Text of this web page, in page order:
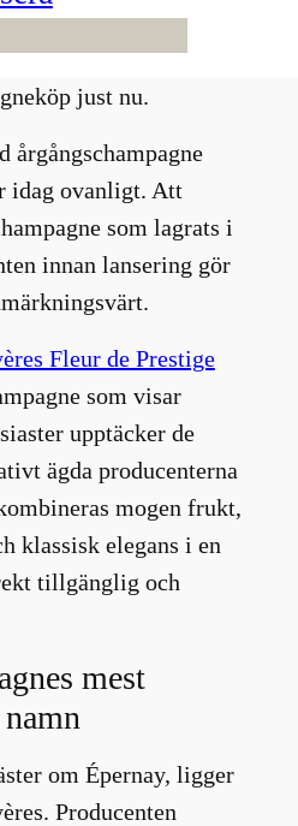
Crayères Fleur de
Systembolagets mest
just nu.
idag ovanligt. Att
som lagrats i
innan lansering gör
Fleur de Prestige
som visar
upptäcker de
ägda producenterna
mogen frukt,
klassisk elegans i en
tillgänglig och
mest
om Épernay, ligger
Producenten